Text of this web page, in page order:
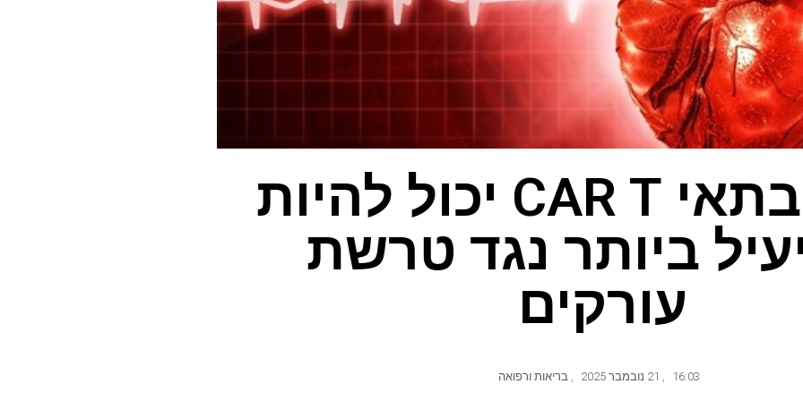
טיפול בתאי CAR T יכול להיות
ביותר נגד טרשת
עורקים
16:03
,
, בריאות ורפואה